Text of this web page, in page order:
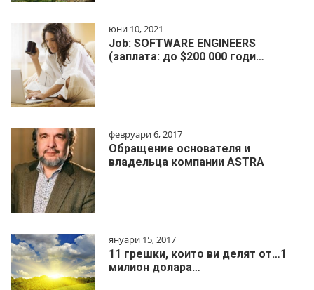
юни 10, 2021
Job: SOFTWARE ENGINEERS
(заплата: до $200 000 годи…
февруари 6, 2017
Обращение основателя и
владельца компании ASTRA
януари 15, 2017
11 грешки, които ви делят от…1
милиoн дoлapa…